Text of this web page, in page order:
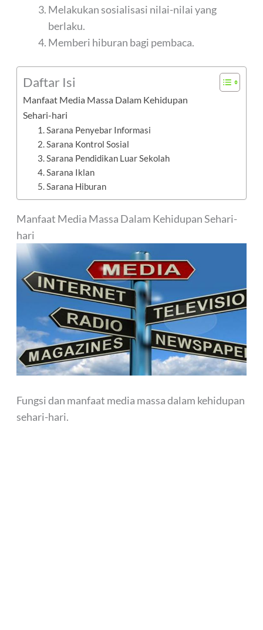
Melakukan sosialisasi nilai-nilai yang
berlaku.
Memberi hiburan bagi pembaca.
Daftar Isi
Manfaat Media Massa Dalam Kehidupan
Sehari-hari
1. Sarana Penyebar Informasi
2. Sarana Kontrol Sosial
3. Sarana Pendidikan Luar Sekolah
4. Sarana Iklan
5. Sarana Hiburan
Manfaat Media Massa Dalam Kehidupan Sehari-
hari
Fungsi dan manfaat media massa dalam kehidupan
sehari-hari.